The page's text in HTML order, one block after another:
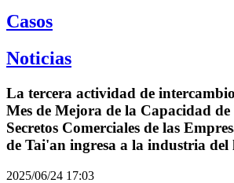
Casos
Noticias
La tercera actividad de
Mes de Mejora de la Capacidad de
Secretos Comerciales de las
de Tai'an ingresa a la industria
2025/06/24 17:03